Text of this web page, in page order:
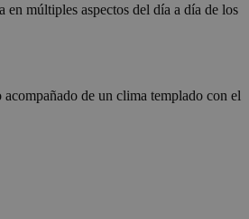
en múltiples aspectos del día a día de los
de un clima templado con el